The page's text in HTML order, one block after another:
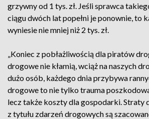
grzywny od 1 tys. zł. Jeśli sprawca
ciągu dwóch lat popełni je ponownie, to
wyniesie nie mniej niż 2 tys. zł.
„Koniec z pobłażliwością dla piratów
drogowe nie kłamią, wciąż na naszych
dużo osób, każdego dnia przybywa
drogowe to nie tylko trauma
lecz także koszty dla gospodarki. Straty
z tytułu zdarzeń drogowych są